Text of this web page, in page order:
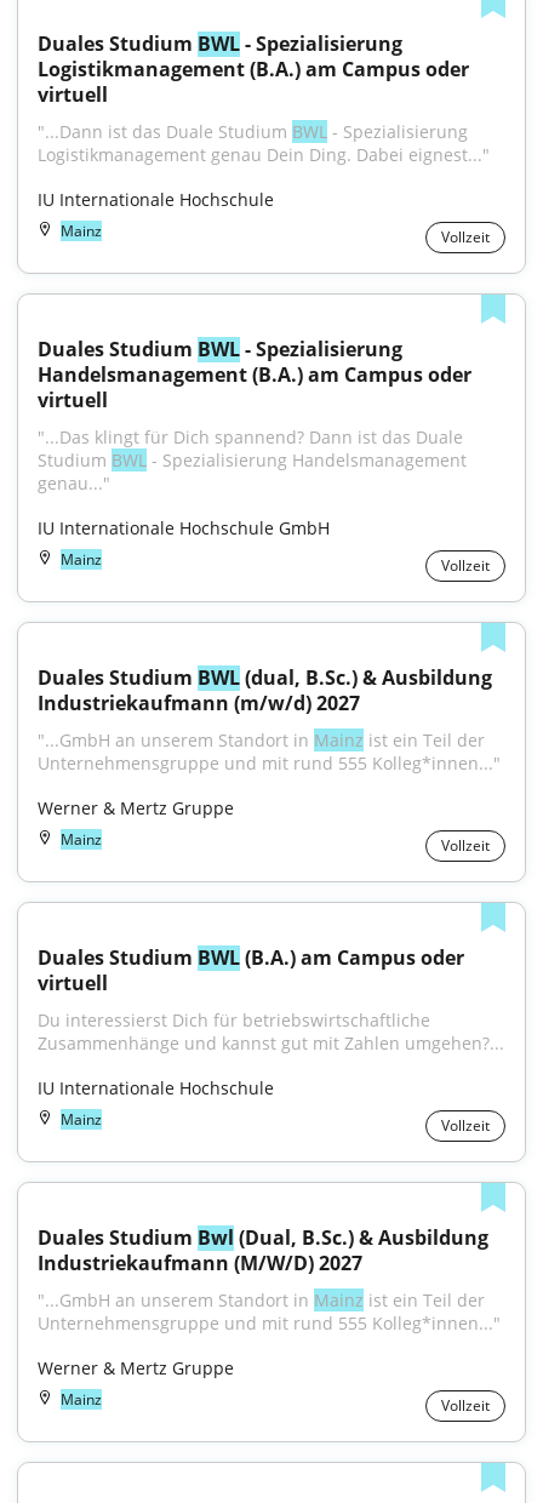
Duales Studium BWL - Spezialisierung
Logistikmanagement (B.A.) am Campus oder
virtuell
"...Dann ist das Duale Studium BWL - Spezialisierung
Logistikmanagement genau Dein Ding. Dabei eignest..."
IU Internationale Hochschule
Mainz Vollzeit
Duales Studium BWL - Spezialisierung
Handelsmanagement (B.A.) am Campus oder
virtuell
"...Das klingt für Dich spannend? Dann ist das Duale
Studium BWL - Spezialisierung Handelsmanagement
genau..."
IU Internationale Hochschule GmbH
Mainz Vollzeit
Duales Studium BWL (dual, B.Sc.) & Ausbildung
Industriekaufmann (m/w/d) 2027
"...GmbH an unserem Standort in Mainz ist ein Teil der
Unternehmensgruppe und mit rund 555 Kolleg*innen..."
Werner & Mertz Gruppe
Mainz Vollzeit
Duales Studium BWL (B.A.) am Campus oder
virtuell
Du interessierst Dich für betriebswirtschaftliche
Zusammenhänge und kannst gut mit Zahlen umgehen?...
IU Internationale Hochschule
Mainz Vollzeit
Duales Studium Bwl (Dual, B.Sc.) & Ausbildung
Industriekaufmann (M/W/D) 2027
"...GmbH an unserem Standort in Mainz ist ein Teil der
Unternehmensgruppe und mit rund 555 Kolleg*innen..."
Werner & Mertz Gruppe
Mainz Vollzeit